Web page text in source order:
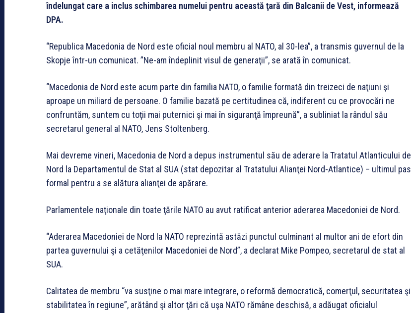
îndelungat care a inclus schimbarea numelui pentru această ţară din Balcanii de Vest, informează
DPA.
“Republica Macedonia de Nord este oficial noul membru al NATO, al 30-lea”, a transmis guvernul de la
Skopje într-un comunicat. ”Ne-am îndeplinit visul de generaţii”, se arată în comunicat.
“Macedonia de Nord este acum parte din familia NATO, o familie formată din treizeci de naţiuni şi
aproape un miliard de persoane. O familie bazată pe certitudinea că, indiferent cu ce provocări ne
confruntăm, suntem cu toţii mai puternici şi mai în siguranţă împreună”, a subliniat la rândul său
secretarul general al NATO, Jens Stoltenberg.
Mai devreme vineri, Macedonia de Nord a depus instrumentul său de aderare la Tratatul Atlanticului de
Nord la Departamentul de Stat al SUA (stat depozitar al Tratatului Alianţei Nord-Atlantice) – ultimul pas
formal pentru a se alătura alianţei de apărare.
Parlamentele naţionale din toate ţările NATO au avut ratificat anterior aderarea Macedoniei de Nord.
“Aderarea Macedoniei de Nord la NATO reprezintă astăzi punctul culminant al multor ani de efort din
partea guvernului şi a cetăţenilor Macedoniei de Nord”, a declarat Mike Pompeo, secretarul de stat al
SUA.
Calitatea de membru “va susţine o mai mare integrare, o reformă democratică, comerţul, securitatea şi
stabilitatea în regiune”, arătând şi altor ţări că uşa NATO rămâne deschisă, a adăugat oficialul